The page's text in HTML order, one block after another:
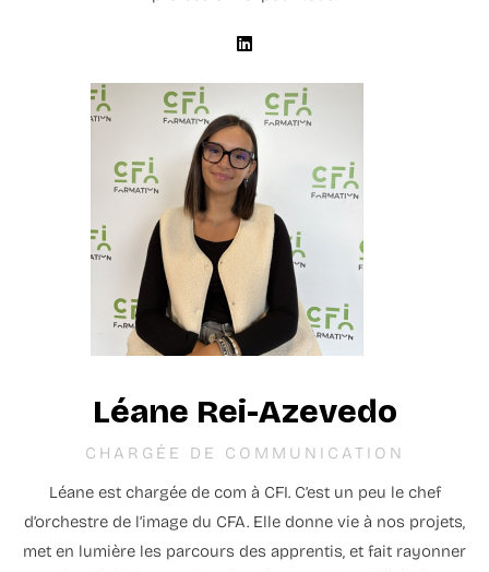
Léane Rei-Azevedo
CHARGÉE DE COMMUNICATION
Léane est chargée de com à CFI. C’est un peu le chef
d’orchestre de l’image du CFA. Elle donne vie à nos projets,
met en lumière les parcours des apprentis, et fait rayonner